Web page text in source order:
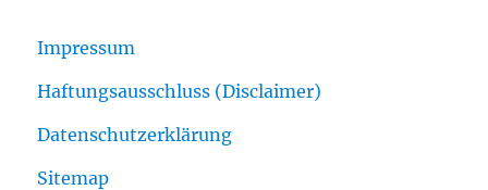
Impressum
Haftungsausschluss (Disclaimer)
Datenschutzerklärung
Sitemap